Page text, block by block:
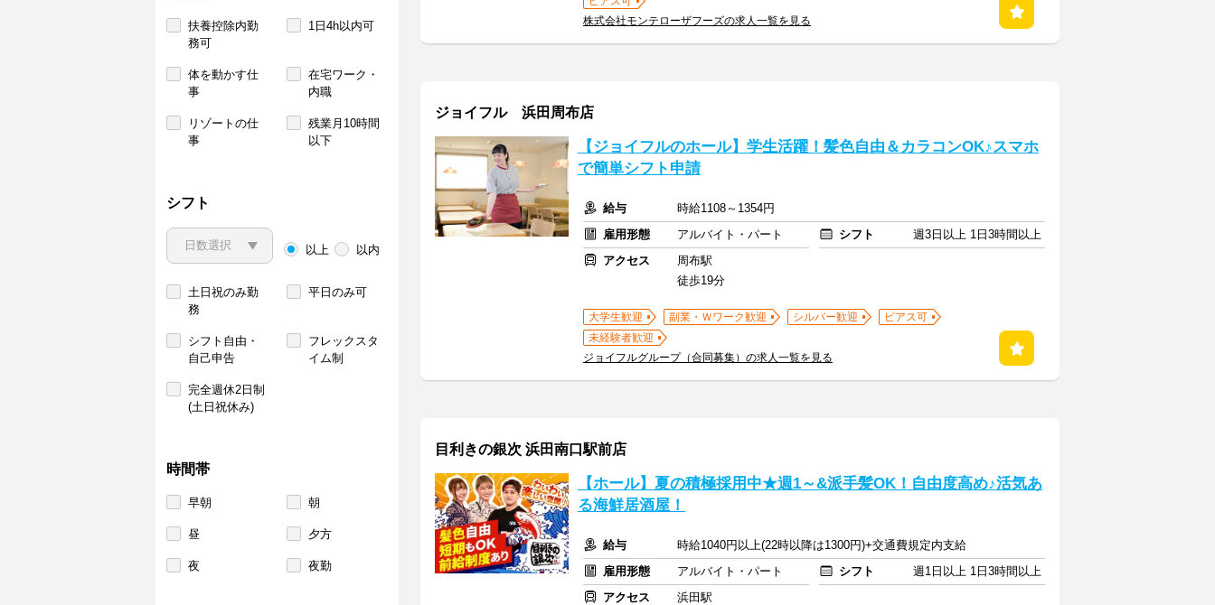
扶養控除内勤
務可
1日4h以内可
体を動かす仕
事
在宅ワーク・
内職
リゾートの仕
事
残業月10時間
以下
シフト
以上 以内
土日祝のみ勤
務
平日のみ可
シフト自由・
自己申告
フレックスタ
イム制
完全週休2日制
(土日祝休み)
時間帯
早朝 朝
昼 夕方
夜 夜勤
株式会社モンテローザフーズの求人一覧を見る
ジョイフル 浜田周布店
【ジョイフルのホール】学生活躍！髪色自由＆カラコンOK♪スマホ
で簡単シフト申請
給与
時給1108～1354円
雇用形態
アルバイト・パート シフト
週3日以上 1日3時間以上
アクセス
周布駅
徒歩19分
大学生歓迎 副業・Ｗワーク歓迎 シルバー歓迎
ピアス可
未経験者歓迎
ジョイフルグループ（合同募集）の求人一覧を見る
目利きの銀次 浜田南口駅前店
【ホール】夏の積極採用中★週1～&派手髪OK！自由度高め♪活気あ
る海鮮居酒屋！
給与
時給1040円以上(22時以降は1300円)+交通費規定内支給
雇用形態
アルバイト・パート シフト
週1日以上 1日3時間以上
アクセス
浜田駅